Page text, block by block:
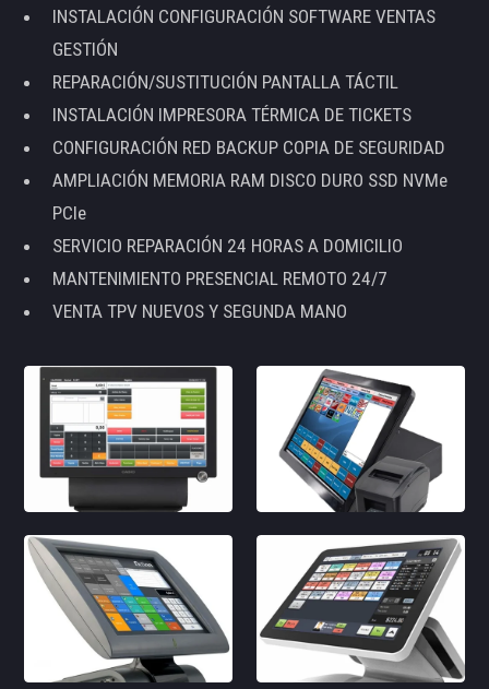
INSTALACIÓN CONFIGURACIÓN SOFTWARE VENTAS
GESTIÓN
REPARACIÓN/SUSTITUCIÓN PANTALLA TÁCTIL
INSTALACIÓN IMPRESORA TÉRMICA DE TICKETS
CONFIGURACIÓN RED BACKUP COPIA DE SEGURIDAD
AMPLIACIÓN MEMORIA RAM DISCO DURO SSD NVMe
PCIe
SERVICIO REPARACIÓN 24 HORAS A DOMICILIO
MANTENIMIENTO PRESENCIAL REMOTO 24/7
VENTA TPV NUEVOS Y SEGUNDA MANO